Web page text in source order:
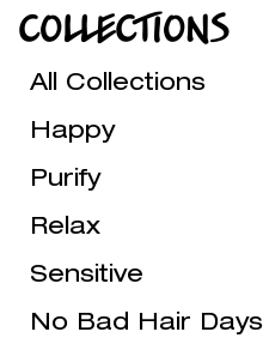
COLLECTIONS
All Collections
Happy
Purify
Relax
Sensitive
No Bad Hair Days